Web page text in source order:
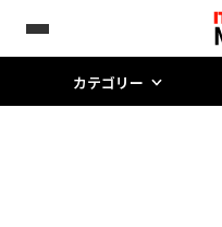
カテゴリー